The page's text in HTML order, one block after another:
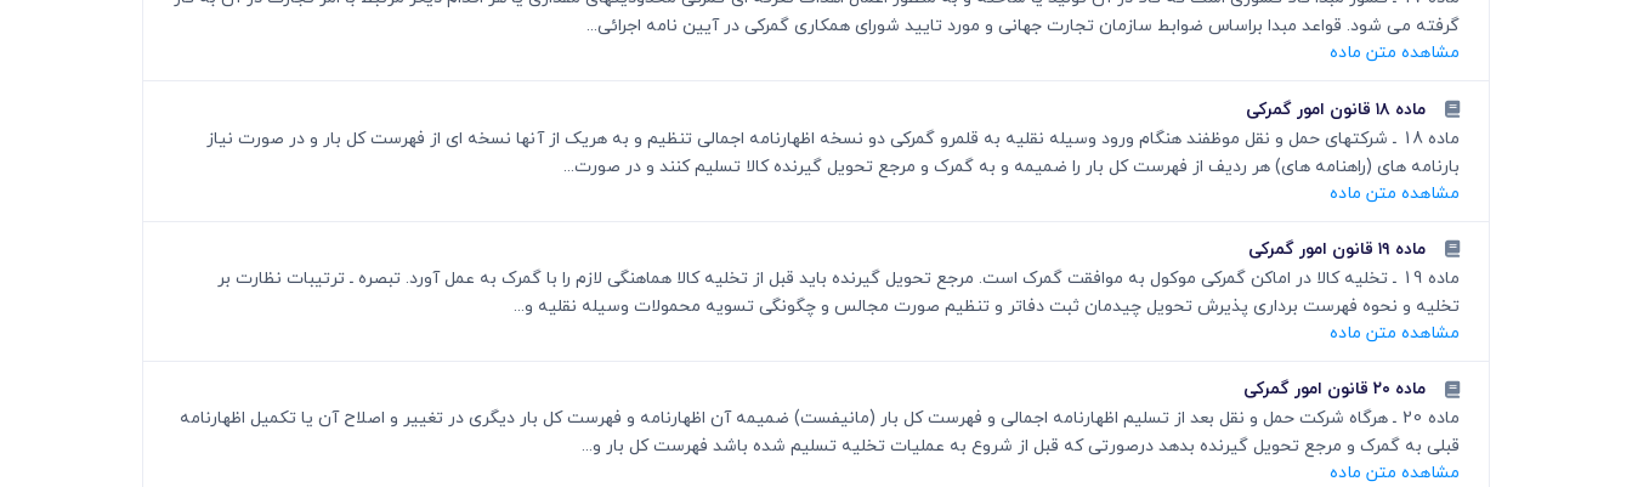
گرفته می شود. قواعد مبدا براساس ضوابط سازمان تجارت جهانی و مورد تایید شورای همکاری گمرکی در آیین نامه اجرائی...
مشاهده متن ماده
ماده ۱۸ قانون امور گمرکی
ماده 18 ـ شرکتهای حمل و نقل موظفند هنگام ورود وسیله نقلیه به قلمرو گمرکی دو نسخه اظهارنامه اجمالی تنظیم و به هریک از آنها نسخه ای از فهرست کل بار و در صورت نیاز
بارنامه های (راهنامه های) هر ردیف از فهرست کل بار را ضمیمه و به گمرک و مرجع تحویل گیرنده کالا تسلیم کنند و در صورت...
مشاهده متن ماده
ماده ۱۹ قانون امور گمرکی
ماده 19 ـ تخلیه کالا در اماکن گمرکی موکول به موافقت گمرک است. مرجع تحویل گیرنده باید قبل از تخلیه کالا هماهنگی لازم را با گمرک به عمل آورد. تبصره ـ ترتیبات نظارت بر
تخلیه و نحوه فهرست برداری پذیرش تحویل چیدمان ثبت دفاتر و تنظیم صورت مجالس و چگونگی تسویه محمولات وسیله نقلیه و...
مشاهده متن ماده
ماده ۲۰ قانون امور گمرکی
ماده 20 ـ هرگاه شرکت حمل و نقل بعد از تسلیم اظهارنامه اجمالی و فهرست کل بار (مانیفست) ضمیمه آن اظهارنامه و فهرست کل بار دیگری در تغییر و اصلاح آن یا تکمیل اظهارنامه
قبلی به گمرک و مرجع تحویل گیرنده بدهد درصورتی که قبل از شروع به عملیات تخلیه تسلیم شده باشد فهرست کل بار و...
مشاهده متن ماده